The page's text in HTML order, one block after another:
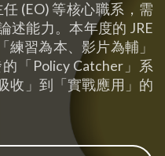
(EO) 等核心職系，需
述能力。本年度的 JRE
練習為本、影片為輔」
「Policy Catcher」系
收」到「實戰應用」的